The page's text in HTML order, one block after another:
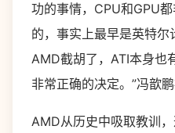
功的事情，CPU和GPU
的，事实上最早是英特
AMD截胡了，ATI本身也
非常正确的决定。”冯歆鹏
AMD从历史中吸取教训